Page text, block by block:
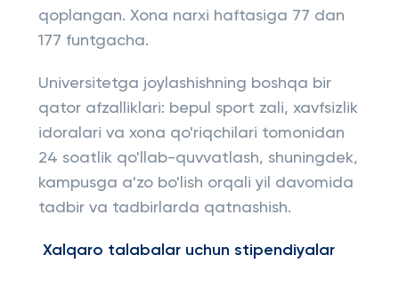
qoplangan. Xona narxi haftasiga 77 dan
177 funtgacha.
Universitetga joylashishning boshqa bir
qator afzalliklari: bepul sport zali, xavfsizlik
idoralari va xona qo'riqchilari tomonidan
24 soatlik qo'llab-quvvatlash, shuningdek,
kampusga a'zo bo'lish orqali yil davomida
tadbir va tadbirlarda qatnashish.
Xalqaro talabalar uchun stipendiyalar